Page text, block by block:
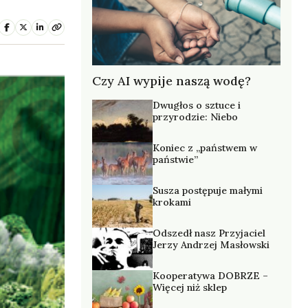
Czy AI wypije naszą wodę?
Dwugłos o sztuce i
przyrodzie: Niebo
Koniec z „państwem w
państwie”
Susza postępuje małymi
krokami
Odszedł nasz Przyjaciel
Jerzy Andrzej Masłowski
Kooperatywa DOBRZE –
Więcej niż sklep